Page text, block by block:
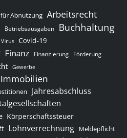
Abnutzung Arbeitsrecht
Betriebsausgaben Buchhaltung
Covid-19
Finanz Finanzierung Förderung
Gewerbe
Immobilien
Jahresabschluss
Körperschaftssteuer
Lohnverrechnung Meldepflicht